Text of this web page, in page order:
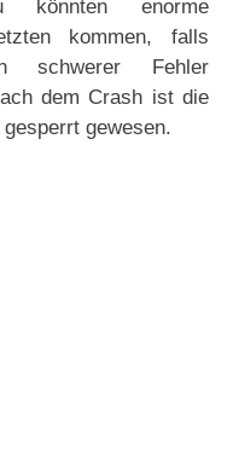
könnten enorme
kommen, falls
schwerer Fehler
dem Crash ist die
gewesen.